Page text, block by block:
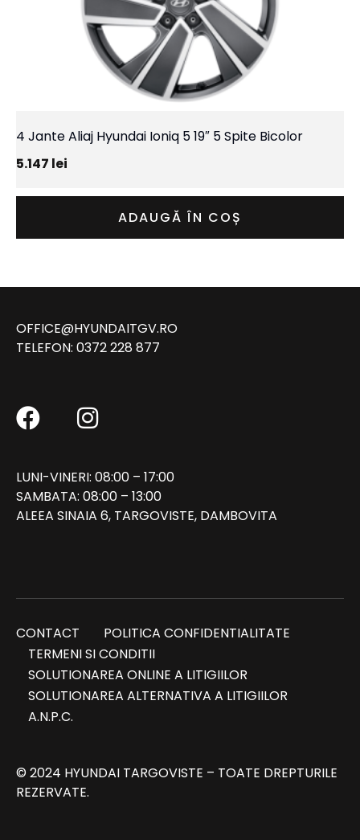
4 Jante Aliaj Hyundai Ioniq 5 19″ 5 Spite Bicolor
5.147 lei
ADAUGĂ ÎN COȘ
OFFICE@HYUNDAITGV.RO
TELEFON: 0372 228 877
LUNI-VINERI: 08:00 – 17:00
SAMBATA: 08:00 – 13:00
ALEEA SINAIA 6, TARGOVISTE, DAMBOVITA
CONTACT
POLITICA CONFIDENTIALITATE
TERMENI SI CONDITII
SOLUTIONAREA ONLINE A LITIGIILOR
SOLUTIONAREA ALTERNATIVA A LITIGIILOR
A.N.P.C.
© 2024 HYUNDAI TARGOVISTE – TOATE DREPTURILE
REZERVATE.